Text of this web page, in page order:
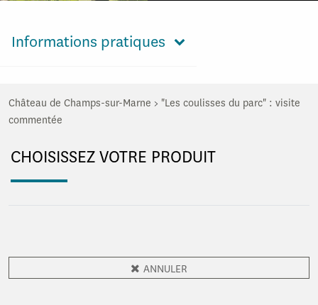
Informations pratiques
Château de Champs-sur-Marne > "Les coulisses du parc" : visite
commentée
CHOISISSEZ VOTRE PRODUIT
ANNULER